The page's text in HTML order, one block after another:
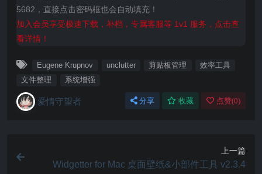
5682，直接点击密码框也会自动填充！
加入会员享受极速下载，补档，专属客服等 1v1 服务，点击查
看详情！
Eugene Krupnov unclutter 剪贴板管理
效率工具
文件整理
系统增强
爱情守望者 分享 收藏 点赞(0)
上一篇
Widgetter for Mac 桌面壁纸&小部件工具 v2.3.4